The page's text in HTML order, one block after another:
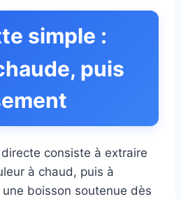
simple :
puis
consiste à extraire
à chaud, puis à
boisson soutenue dès